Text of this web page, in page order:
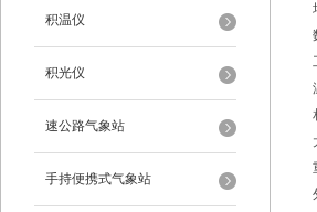
积温仪
积光仪
速公路气象站
手持便携式气象站